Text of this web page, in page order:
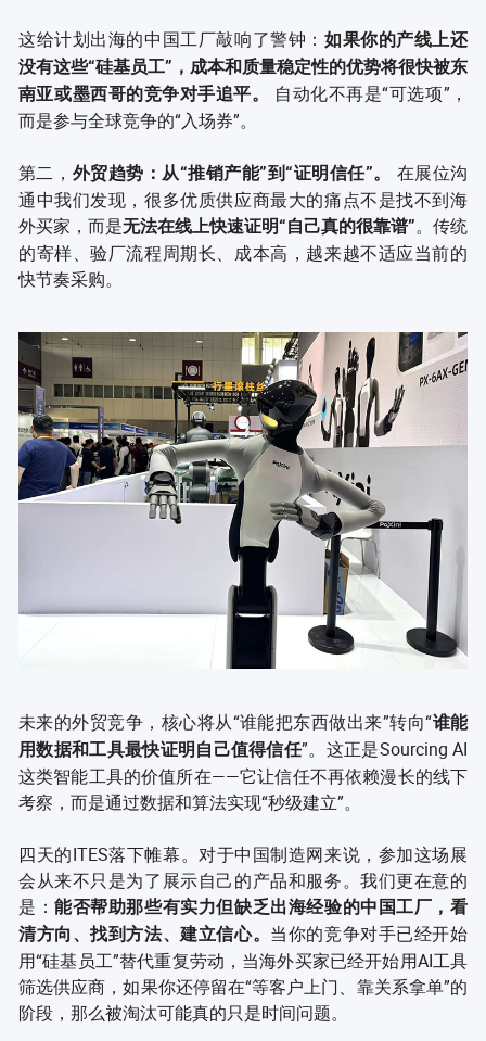
这给计划出海的中国工厂敲响了警钟： 如果你的产线上还
没有这些“硅基员工”，成本和质量稳定性的优势将很快被东
南亚或墨西哥的竞争对手追平。
自动化不再是“可选项”，
而是参与全球竞争的“入场券”。
第二， 外贸趋势：从“推销产能”到“证明信任”。
在展位沟
通中我们发现，很多优质供应商最大的痛点不是找不到海
外买家，而是无法在线上快速证明“自己真的很靠谱”。传统
的寄样、验厂流程周期长、成本高，越来越不适应当前的
快节奏采购。
未来的外贸竞争，核心将从“谁能把东西做出来”转向“谁能
用数据和工具最快证明自己值得信任”。这正是Sourcing AI
这类智能工具的价值所在——它让信任不再依赖漫长的线下
考察，而是通过数据和算法实现“秒级建立”。
四天的ITES落下帷幕。对于中国制造网来说，参加这场展
会从来不只是为了展示自己的产品和服务。我们更在意的
是：能否帮助那些有实力但缺乏出海经验的中国工厂，看
清方向、找到方法、建立信心。 当你的竞争对手已经开始
用“硅基员工”替代重复劳动，当海外买家已经开始用AI工具
筛选供应商，如果你还停留在“等客户上门、靠关系拿单”的
阶段，那么被淘汰可能真的只是时间问题。